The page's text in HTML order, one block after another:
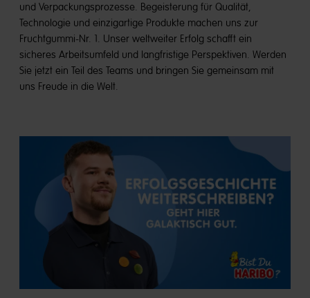
und Verpackungsprozesse. Begeisterung für Qualität,
Technologie und einzigartige Produkte machen uns zur
Fruchtgummi-Nr. 1. Unser weltweiter Erfolg schafft ein
sicheres Arbeitsumfeld und langfristige Perspektiven. Werden
Sie jetzt ein Teil des Teams und bringen Sie gemeinsam mit
uns Freude in die Welt.